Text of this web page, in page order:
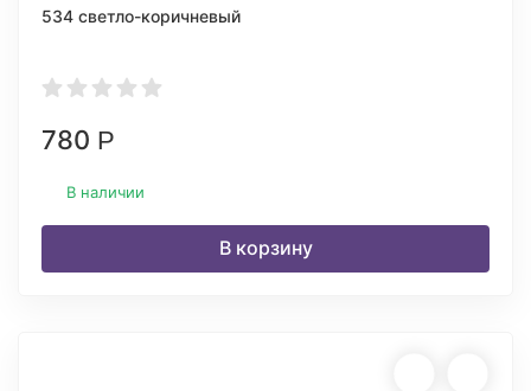
534 светло-коричневый
780 Р
В наличии
В корзину